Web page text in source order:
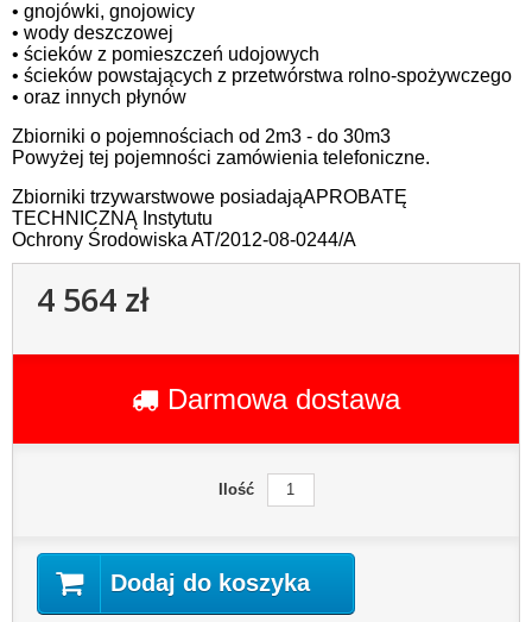
• gnojówki, gnojowicy
• wody deszczowej
• ścieków z pomieszczeń udojowych
• ścieków powstających z przetwórstwa rolno-spożywczego
• oraz innych płynów
Zbiorniki o pojemnościach od 2m3 - do 30m3
Powyżej tej pojemności zamówienia telefoniczne.
Zbiorniki trzywarstwowe posiadająAPROBATĘ
TECHNICZNĄ Instytutu
Ochrony Środowiska AT/2012-08-0244/A
4 564 zł
Darmowa dostawa
Ilość
Dodaj do koszyka